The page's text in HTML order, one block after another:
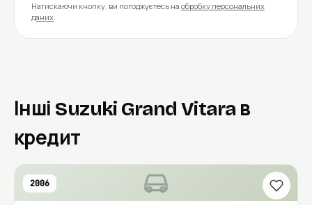
Натискаючи кнопку, ви погоджуєтесь на обробку персональних
даних.
Інші Suzuki Grand Vitara в
кредит
2006